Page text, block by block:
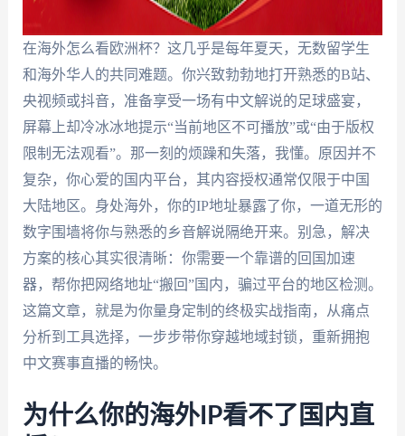
在海外怎么看欧洲杯？这几乎是每年夏天，无数留学生
和海外华人的共同难题。你兴致勃勃地打开熟悉的B站、
央视频或抖音，准备享受一场有中文解说的足球盛宴，
屏幕上却冷冰冰地提示“当前地区不可播放”或“由于版权
限制无法观看”。那一刻的烦躁和失落，我懂。原因并不
复杂，你心爱的国内平台，其内容授权通常仅限于中国
大陆地区。身处海外，你的IP地址暴露了你，一道无形的
数字围墙将你与熟悉的乡音解说隔绝开来。别急，解决
方案的核心其实很清晰：你需要一个靠谱的回国加速
器，帮你把网络地址“搬回”国内，骗过平台的地区检测。
这篇文章，就是为你量身定制的终极实战指南，从痛点
分析到工具选择，一步步带你穿越地域封锁，重新拥抱
中文赛事直播的畅快。
为什么你的海外IP看不了国内直